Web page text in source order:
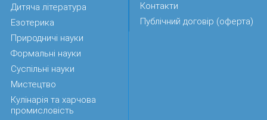
Дитяча література
Езотерика
Природничі науки
Формальні науки
Суспільні науки
Мистецтво
Кулінарія та харчова
промисловість
Контакти
Публічний договір (оферта)